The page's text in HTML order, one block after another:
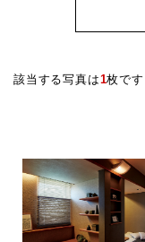
該当する写真は1枚です